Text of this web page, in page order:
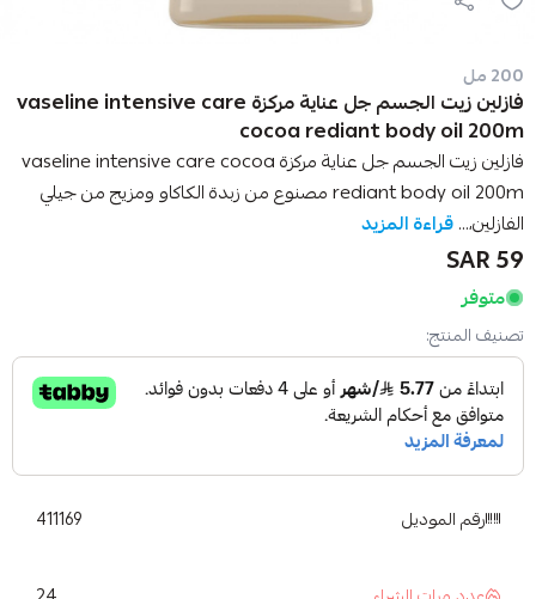
200 مل
فازلين زيت الجسم جل عناية مركزة vaseline intensive care
cocoa rediant body oil 200m
فازلين زيت الجسم جل عناية مركزة vaseline intensive care cocoa
rediant body oil 200m مصنوع من زبدة الكاكاو ومزيج من جيلي
الفازلين،...قراءة المزيد
59 SAR
متوفر
تصنيف المنتج:
رقم الموديل 411169